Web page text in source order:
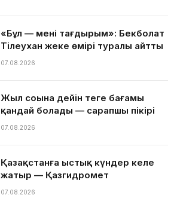
«Бұл — менің тағдырым»: Бекболат
Тілеухан жеке өмірі туралы айтты
07.08.2026
Жыл соңына дейін теңге бағамы
қандай болады — сарапшы пікірі
07.08.2026
Қазақстанға ыстық күндер келе
жатыр — Қазгидромет
07.08.2026